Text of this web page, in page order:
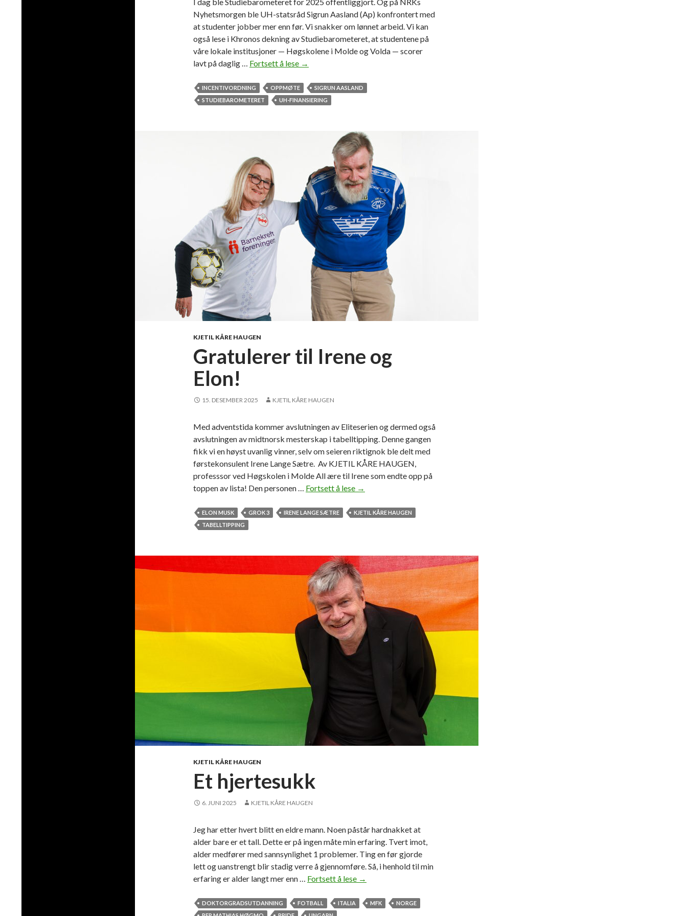
e
v
R
i
z
o
o
g
G
P
T
t
o
k
g
u
l
e
t
Nyhetsmorgen ble UH-statsråd Sigrun Aasland (Ap) konfrontert med
at studenter jobber mer enn før. Vi snakker om lønnet arbeid. Vi kan
også lese i Khronos dekning av Studiebarometeret, at studentene på
våre lokale institusjoner — Høgskolene i Molde og Volda — scorer
lavt på daglig … Fortsett å lese H
r
b
e
r
s
t
r
u
d
e
r
e
r
i
r
)
→
INCENTIVORDNING OPPMØTE
SIGRUN AASLAND
STUDIEBAROMETERET
UH-FINANSIERING
KJETIL KÅRE HAUGEN
Gratulerer til Irene og
Elon!
15. DESEMBER 2025 KJETIL KÅRE HAUGEN
Med adventstida kommer avslutningen av Eliteserien og dermed også
avslutningen av midtnorsk mesterskap i tabelltipping. Denne gangen
fikk vi en høyst uvanlig vinner, selv om seieren riktignok ble delt med
førstekonsulent Irene Lange Sætre. Av KJETIL KÅRE HAUGEN,
professsor ved Høgskolen i Molde All ære til Irene som endte opp på
toppen av lista! Den personen … Fortsett å lese G
a
e
r
e
r
t
i
l
I
e
l
→
ELON MUSK GROK 3 IRENE LANGE SÆTRE
KJETIL KÅRE HAUGEN
TABELLTIPPING
KJETIL KÅRE HAUGEN
Et hjertesukk
6. JUNI 2025 KJETIL KÅRE HAUGEN
Jeg har etter hvert blitt en eldre mann. Noen påstår hardnakket at
alder bare er et tall. Dette er på ingen måte min erfaring. Tvert imot,
alder medfører med sannsynlighet 1 problemer. Ting en før gjorde
lett og uanstrengt blir stadig verre å gjennomføre. Så, i henhold til min
erfaring er alder langt mer enn … Fortsett å lese E
→
DOKTORGRADSUTDANNING FOTBALL ITALIA MFK
NORGE